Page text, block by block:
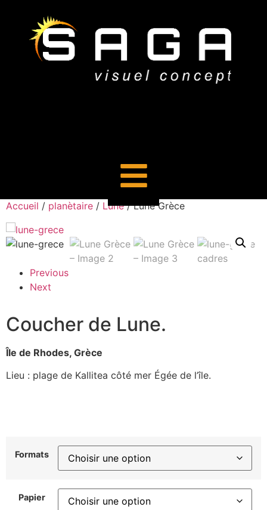
Accueil / planètaire / Lune/ Lune Grèce
Previous
Next
Coucher de Lune.
Île de Rhodes, Grèce
Lieu : plage de Kallitea côté mer Égée de l’île.
Formats
Papier